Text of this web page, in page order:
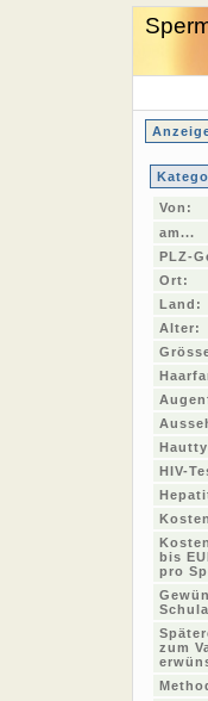
Von:
am...
PLZ-
Ort:
Land:
Alter:
HIV-
bis
pro
zum